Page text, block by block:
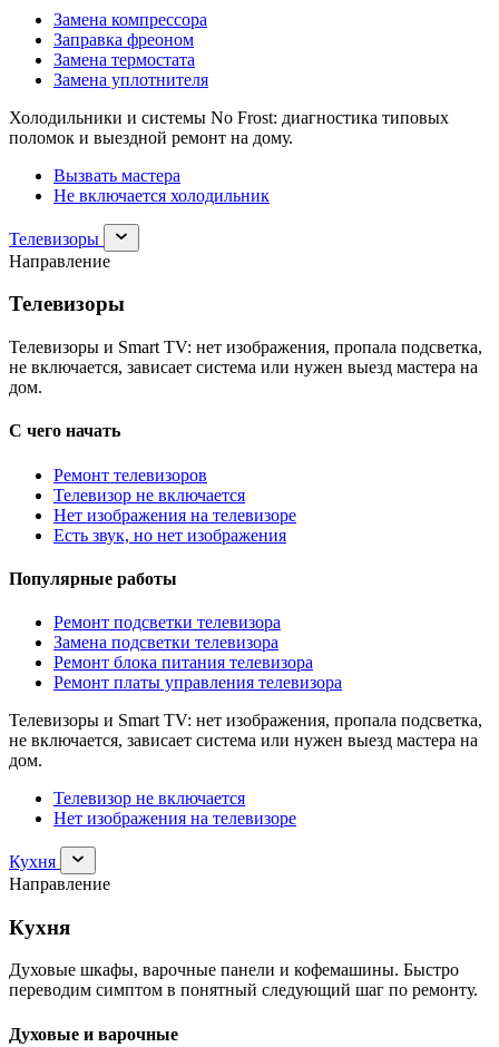
Замена компрессора
Заправка фреоном
Замена термостата
Замена уплотнителя
Холодильники и системы No Frost: диагностика типовых
поломок и выездной ремонт на дому.
Вызвать мастера
Не включается холодильник
Телевизоры
Раскрыть
раздел
Направление
Телевизоры
Телевизоры и Smart TV: нет изображения, пропала подсветка,
не включается, зависает система или нужен выезд мастера на
дом.
С чего начать
Ремонт телевизоров
Телевизор не включается
Нет изображения на телевизоре
Есть звук, но нет изображения
Популярные работы
Ремонт подсветки телевизора
Замена подсветки телевизора
Ремонт блока питания телевизора
Ремонт платы управления телевизора
Телевизоры и Smart TV: нет изображения, пропала подсветка,
не включается, зависает система или нужен выезд мастера на
дом.
Телевизор не включается
Нет изображения на телевизоре
Кухня
Раскрыть
раздел
Кухня
Направление
Кухня
Духовые шкафы, варочные панели и кофемашины. Быстро
переводим симптом в понятный следующий шаг по ремонту.
Духовые и варочные